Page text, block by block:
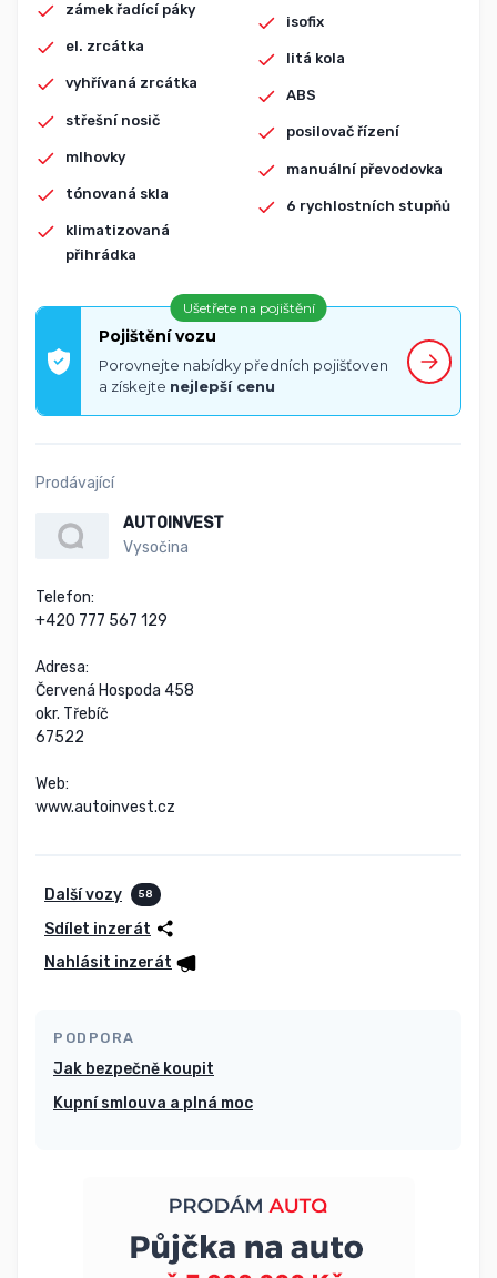
zámek řadící páky
el. zrcátka
vyhřívaná zrcátka
střešní nosič
mlhovky
tónovaná skla
klimatizovaná
přihrádka
isofix
litá kola
ABS
posilovač řízení
manuální převodovka
6 rychlostních stupňů
Ušetřete na pojištění
Pojištění vozu
Porovnejte nabídky předních pojišťoven
a získejte nejlepší cenu
Prodávající
AUTOINVEST
Vysočina
Telefon:
+420 777 567 129
Adresa:
Červená Hospoda 458
okr. Třebíč
67522
Web:
www.autoinvest.cz
Další vozy 58
Sdílet inzerát
Nahlásit inzerát
PODPORA
Jak bezpečně koupit
Kupní smlouva a plná moc